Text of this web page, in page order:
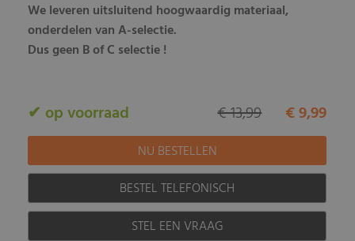
We leveren uitsluitend hoogwaardig materiaal,
onderdelen van A-selectie.
Dus geen B of C selectie !
✔ op voorraad € 9,99
€ 13,99
BESTEL TELEFONISCH
STEL EEN VRAAG